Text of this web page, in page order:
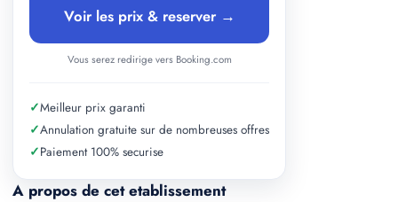
A propos de cet etablissement
Voir les prix & reserver →
Vous serez redirige vers Booking.com
✓Meilleur prix garanti
✓Annulation gratuite sur de nombreuses offres
✓Paiement 100% securise